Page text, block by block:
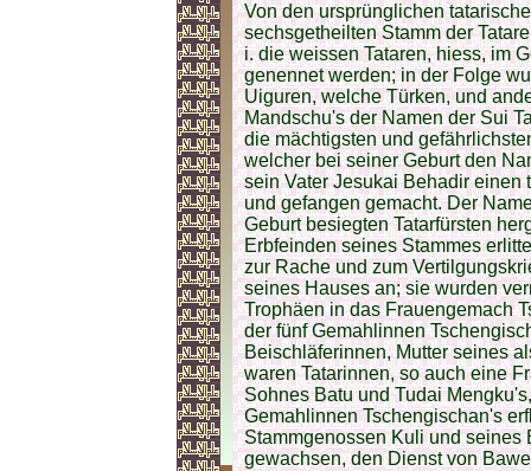
Von den ursprünglichen
sechsgetheilten Stamm der
i. die weissen Tataren, hiess, im
genennet werden; in der Folge
Uiguren, welche Türken, und
Mandschu's der Namen der Sui
die mächtigsten und
welcher bei seiner Geburt den
sein Vater Jesukai Behadir einen
und gefangen gemacht. Der
Geburt besiegten Tatarfürsten
Erbfeinden seines Stammes
zur Rache und zum
seines Hauses an; sie wurden
Trophäen in das Frauengemach
der fünf Gemahlinnen
Beischläferinnen, Mutter seines
waren Tatarinnen, so auch eine
Sohnes Batu und Tudai
Gemahlinnen Tschengischan's
Stammgenossen Kuli und seines
gewachsen, den Dienst von